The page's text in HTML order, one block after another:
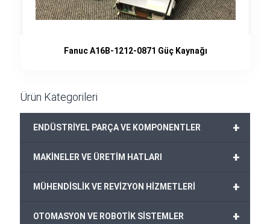
Fanuc A16B-1212-0871 Güç Kaynağı
Ürün Kategorileri
+
ENDÜSTRİYEL PARÇA VE KOMPONENTLER
+
MAKİNELER VE ÜRETİM HATLARI
+
MÜHENDİSLİK VE REVİZYON HİZMETLERİ
+
OTOMASYON VE ROBOTİK SİSTEMLER